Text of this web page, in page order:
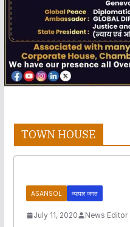
TOWN HOUSE
ASANSOL व्यापार जगत
July 11, 2020 News Editor